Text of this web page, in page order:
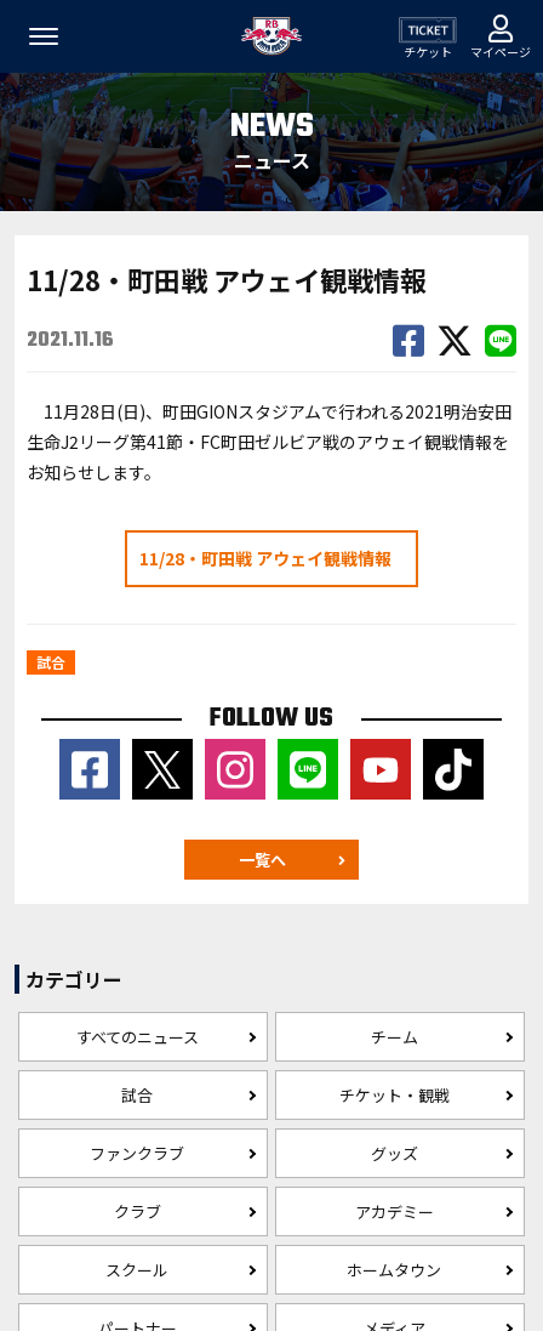
チケット マイページ
NEWS
ニュース
11/28・町田戦 アウェイ観戦情報
2021.11.16
11月28日(日)、町田GIONスタジアムで行われる2021明治安田
生命J2リーグ第41節・FC町田ゼルビア戦のアウェイ観戦情報を
お知らせします。
11/28・町田戦 アウェイ観戦情報
試合
FOLLOW US
一覧へ
カテゴリー
すべてのニュース チーム
試合 チケット・観戦
ファンクラブ グッズ
クラブ アカデミー
スクール ホームタウン